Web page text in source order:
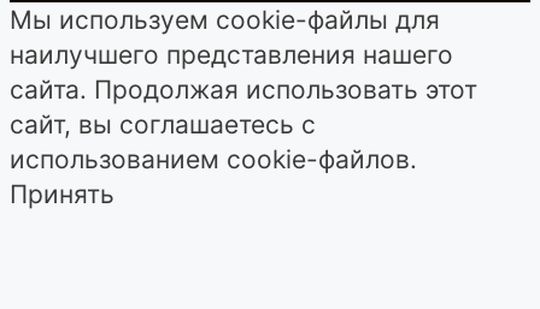
Мы используем cookie-файлы для
наилучшего представления нашего
сайта. Продолжая использовать этот
сайт, вы соглашаетесь с
использованием cookie-файлов.
Принять